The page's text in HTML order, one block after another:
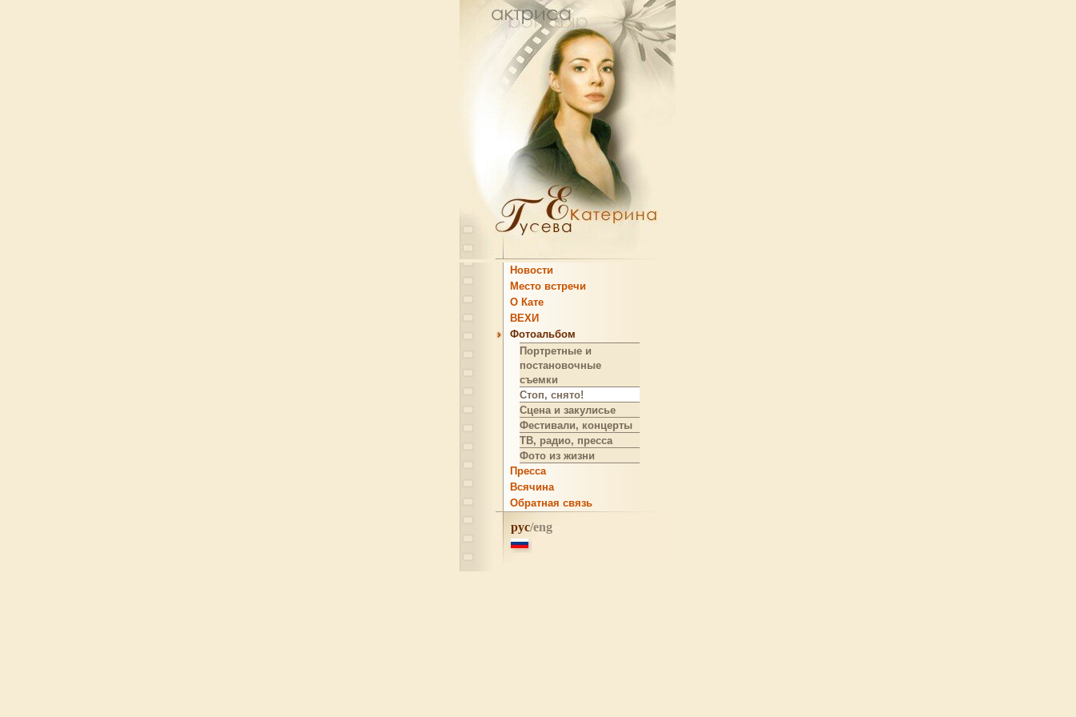
Новости
Место встречи
О Кате
ВЕХИ
Фотоальбом
Портретные и
постановочные
съемки
Стоп, снято!
Сцена и закулисье
Фестивали, концерты
ТВ, радио, пресса
Фото из жизни
Пресса
Всячина
Обратная связь
рус/eng